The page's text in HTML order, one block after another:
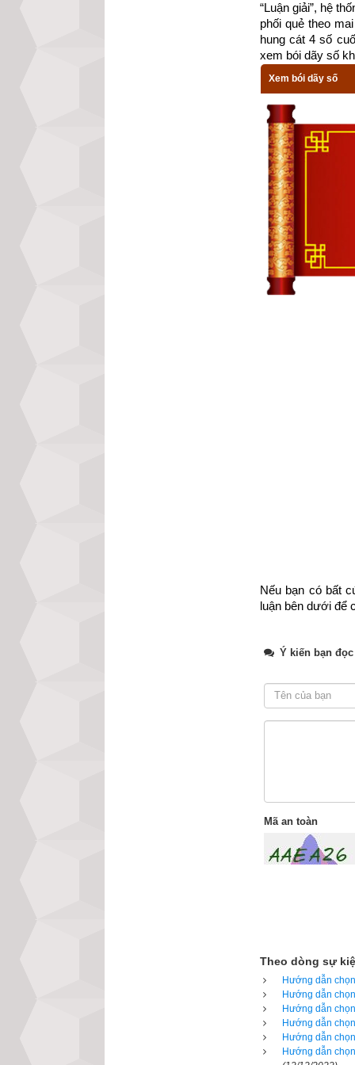
Theo bảng tra
cung Đoài thuộc
(Số 6), Đoài (số
chọn chồng
và các hướng
Xem chi tiết
mệnh Số 7 –
2. Các bước
Tại sao sim
các mạch vi xử
nặng thì tử
sim phong thủy
hưởng gì nhiều
có khi là toi
tiền nhiều là do
“Luận giải”, hệ
phối quẻ theo
hung cát 4 số
xem bói dãy số
Xem bói dãy số
Nếu bạn có bất
luận bên dưới để
Ý kiến bạn đọc
Mã an toàn
Theo dòng sự
Hướng dẫn
Hướng dẫn
Hướng dẫn
Hướng dẫn
Hướng dẫn
Hướng dẫn